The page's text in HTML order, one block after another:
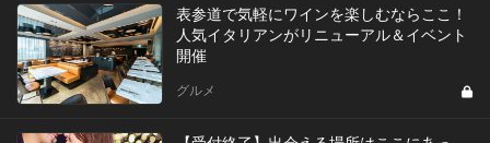
表参道で気軽にワインを楽しむならここ！
人気イタリアンがリニューアル＆イベント
開催
グルメ